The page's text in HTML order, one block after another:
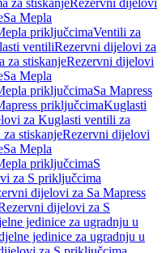
za stiskanjeRezervni dijelovi
Sa Mepla
priključcimaVentili za
ventiliRezervni dijelovi za
za stiskanjeRezervni dijelovi
Sa Mepla
priključcimaSa Mapress
priključcimaKuglasti
za Kuglasti ventili za
stiskanjeRezervni dijelovi
Sa Mepla
priključcimaS
za S priključcima
dijelovi za Sa Mapress
dijelovi za S
jedinice za ugradnju u
jedinice za ugradnju u